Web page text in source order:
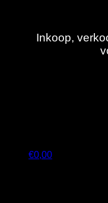
Inkoop,
€0,00